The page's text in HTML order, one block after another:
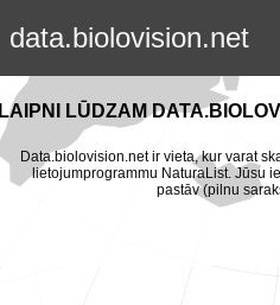
data.biolovision.net
LAIPNI LŪDZAM
Data.biolovision.net ir vieta, kur varat
lietojumprogrammu NaturaList. Jūsu
pastāv (pilnu